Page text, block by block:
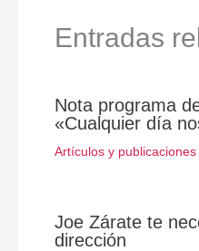
Entradas
Nota programa
«Cualquier día
Artículos y publicaciones
Joe Zárate te
dirección